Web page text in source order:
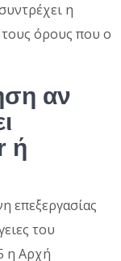
η
όρους που ο
αν
ή
επεξεργασίας
του
η Αρχή